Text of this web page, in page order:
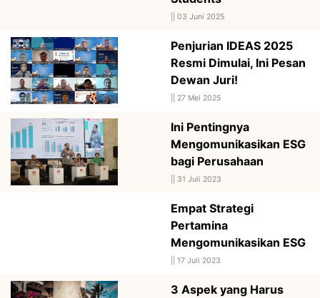
03 Juni 2025
Penjurian IDEAS 2025
Resmi Dimulai, Ini Pesan
Dewan Juri!
27 Mei 2025
Ini Pentingnya
Mengomunikasikan ESG
bagi Perusahaan
31 Juli 2023
Empat Strategi
Pertamina
Mengomunikasikan ESG
17 Juli 2023
3 Aspek yang Harus